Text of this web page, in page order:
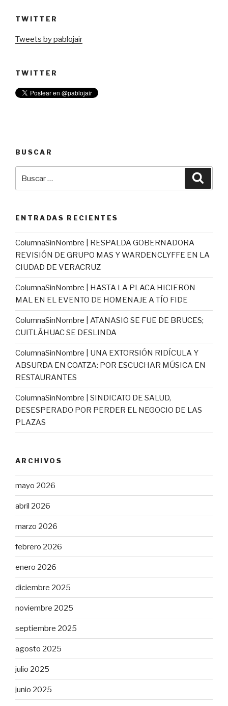
TWITTER
Tweets by pablojair
TWITTER
BUSCAR
por:
ENTRADAS RECIENTES
ColumnaSinNombre | RESPALDA GOBERNADORA
REVISIÓN DE GRUPO MAS Y WARDENCLYFFE EN LA
CIUDAD DE VERACRUZ
ColumnaSinNombre | HASTA LA PLACA HICIERON
MAL EN EL EVENTO DE HOMENAJE A TÍO FIDE
ColumnaSinNombre | ATANASIO SE FUE DE BRUCES;
CUITLÁHUAC SE DESLINDA
ColumnaSinNombre | UNA EXTORSIÓN RIDÍCULA Y
ABSURDA EN COATZA: POR ESCUCHAR MÚSICA EN
RESTAURANTES
ColumnaSinNombre | SINDICATO DE SALUD,
DESESPERADO POR PERDER EL NEGOCIO DE LAS
PLAZAS
ARCHIVOS
mayo 2026
abril 2026
marzo 2026
febrero 2026
enero 2026
diciembre 2025
noviembre 2025
septiembre 2025
agosto 2025
julio 2025
junio 2025